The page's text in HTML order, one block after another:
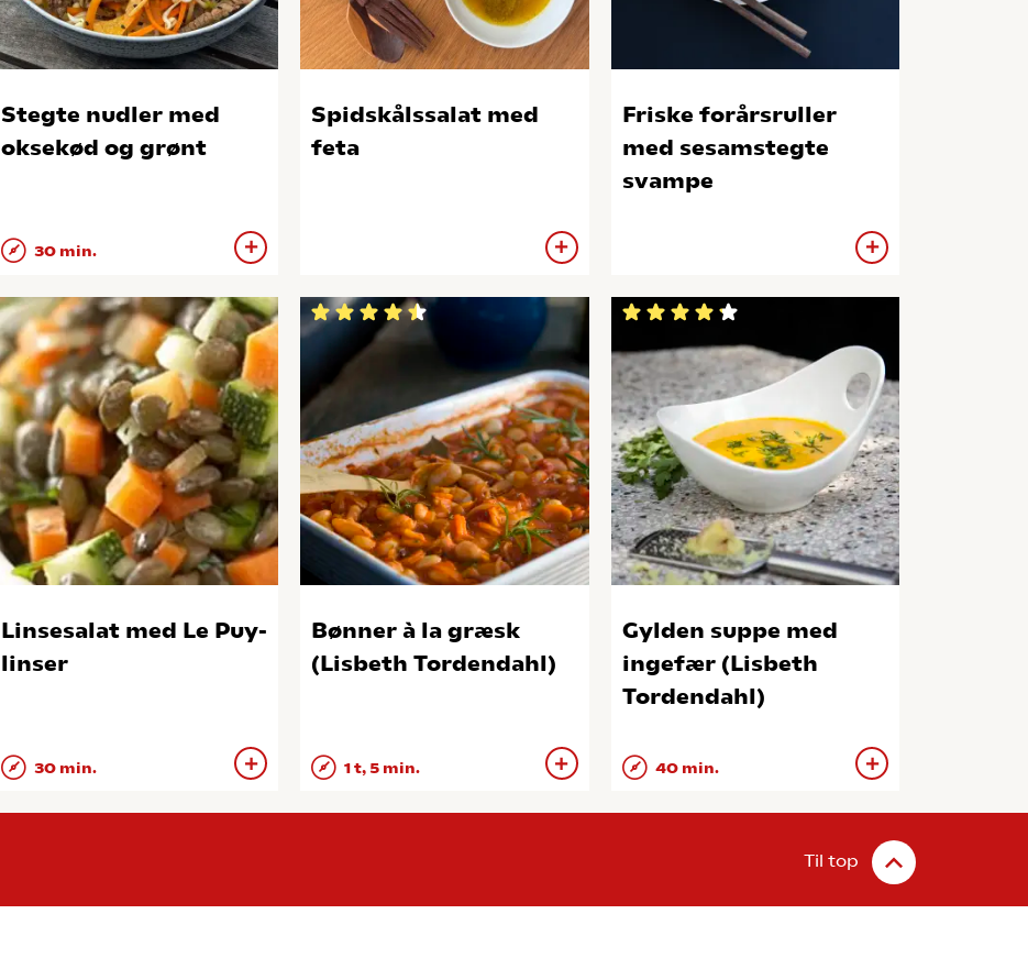
Stegte nudler med
oksekød og grønt
30 min.
Spidskålssalat med
feta
Friske forårsruller
med sesamstegte
svampe
Linsesalat med Le Puy-
linser
30 min.
Bønner à la græsk
(Lisbeth Tordendahl)
1 t, 5 min.
Gylden suppe med
ingefær (Lisbeth
Tordendahl)
40 min.
Til top